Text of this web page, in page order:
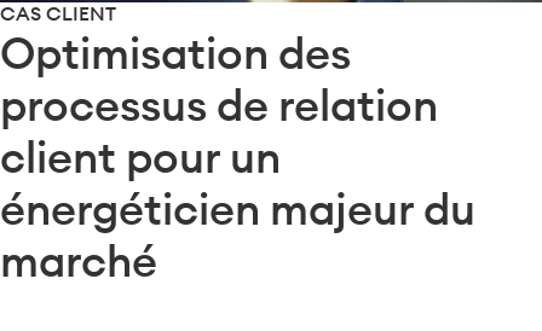
CAS CLIENT
Optimisation des
processus de relation
client pour un
énergéticien majeur du
marché